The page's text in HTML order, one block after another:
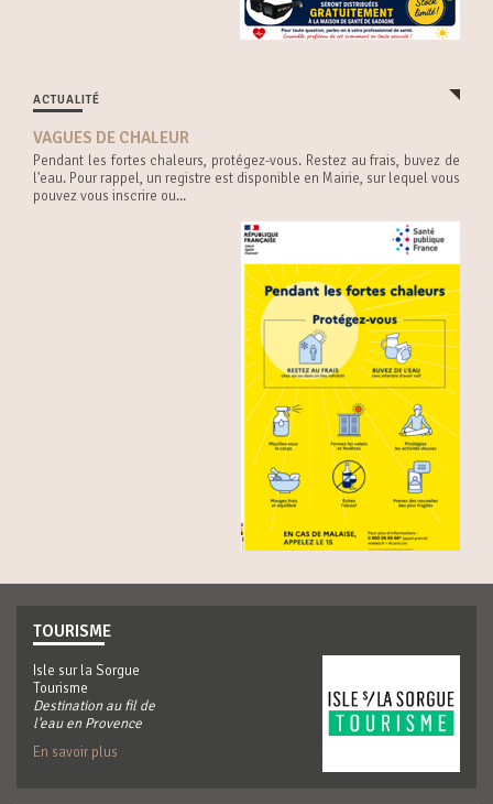
ACTUALITÉ
VAGUES DE CHALEUR
Pendant les fortes chaleurs, protégez-vous. Restez au frais, buvez de
l'eau. Pour rappel, un registre est disponible en Mairie, sur lequel vous
pouvez vous inscrire ou...
TOURISME
Isle sur la Sorgue
Tourisme
Destination au fil de
l'eau en Provence
En savoir plus